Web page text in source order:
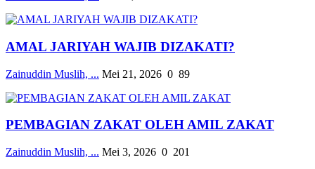
AMAL JARIYAH WAJIB DIZAKATI?
Zainuddin Muslih, ... Mei 21, 2026 0 89
PEMBAGIAN ZAKAT OLEH AMIL ZAKAT
Zainuddin Muslih, ... Mei 3, 2026 0 201